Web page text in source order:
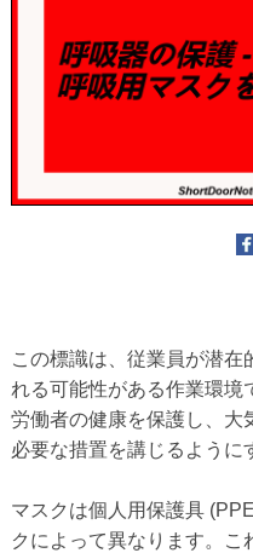
この標識は、従業員が潜在
れる可能性がある作業環境
労働者の健康を保護し、大
必要な措置を講じるように
マスクは個人用保護具
クによって異なります。